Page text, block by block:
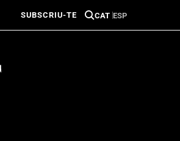
SUBSCRIU-TE CAT ESP